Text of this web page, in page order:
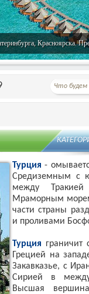
Красноярска.
Турция-
Средиземным с
между
Мраморным
части страны
и проливами
Турция граничит
Грецией на
Закавказье, с
Сирией в
Высшая